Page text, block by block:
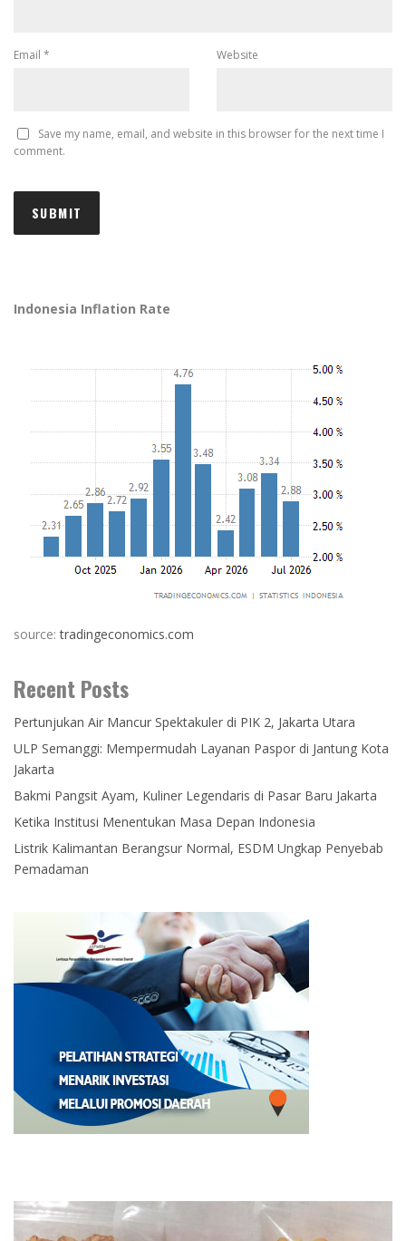
Email * Website
Save my name, email, and website in this browser for the next time I
comment.
Indonesia Inflation Rate
source:tradingeconomics.com
Recent Posts
Pertunjukan Air Mancur Spektakuler di PIK 2, Jakarta Utara
ULP Semanggi: Mempermudah Layanan Paspor di Jantung Kota
Jakarta
Bakmi Pangsit Ayam, Kuliner Legendaris di Pasar Baru Jakarta
Ketika Institusi Menentukan Masa Depan Indonesia
Listrik Kalimantan Berangsur Normal, ESDM Ungkap Penyebab
Pemadaman